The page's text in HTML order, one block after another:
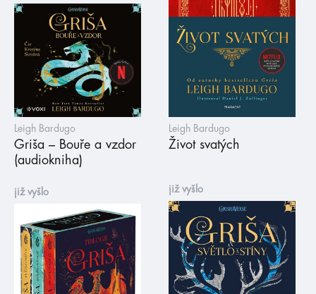
Leigh Bardugo
Griša – Bouře a vzdor
(audiokniha)
Leigh Bardugo
Život svatých
již vyšlo již vyšlo